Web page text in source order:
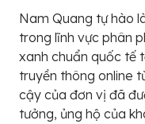
Nam Quang tự hào
trong lĩnh vực phân
xanh chuẩn quốc tế
truyền thông online
cậy của đơn vị đã
tưởng, ủng hộ của